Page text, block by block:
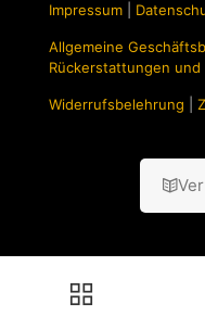
Impressum
Allgemeine
Rückerstattungen und
Widerrufsbelehrung